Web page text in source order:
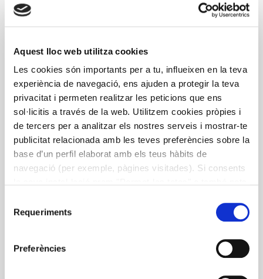
Aquest lloc web utilitza cookies
Les cookies són importants per a tu, influeixen en la teva
experiència de navegació, ens ajuden a protegir la teva
privacitat i permeten realitzar les peticions que ens
sol·licitis a través de la web. Utilitzem cookies pròpies i
de tercers per a analitzar els nostres serveis i mostrar-te
publicitat relacionada amb les teves preferències sobre la
base d’un perfil elaborat amb els teus hàbits de
navegació (per exemple, pàgines visitades). Si consents
informació a la nostra
Requeriments
Preferències
Recetas de salud. 12 meses x la
salud mental
La iniciativa es una de las acciones del proyecto “12
meses x la salud mental” que se ha desarrollado
durante el año 2024 en el Hospital de Bellvitge con el
objetivo de mejorar la salud mental y el bienestar
Las recetas, propuestas y elaboradas por cocineros y
cocineras de renombre con el asesoramiento clínico
ser un recurso para pacientes y familias para seguir
una buena alimentación y disfrutar de buena salud.